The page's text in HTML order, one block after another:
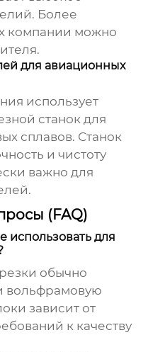
Более
компании можно
.
для авиационных
использует
станок для
сплавов. Станок
и чистоту
важно для
(FAQ)
использовать для
обычно
вольфрамовую
зависит от
к качеству